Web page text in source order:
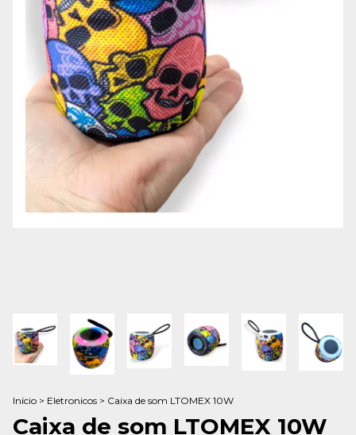
Início > Eletronicos > Caixa de som LTOMEX 10W
Caixa de som LTOMEX 10W